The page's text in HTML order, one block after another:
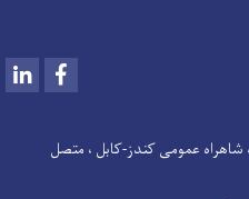
LinkedIn
شاهراه عمومی کندز-کابل ، متصل